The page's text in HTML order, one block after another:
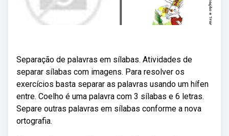
Separação de palavras em sílabas. Atividades de
separar sílabas com imagens. Para resolver os
exercícios basta separar as palavras usando um hífen
entre. Coelho é uma palavra com 3 sílabas e 6 letras.
Separe outras palavras em sílabas conforme a nova
ortografia.